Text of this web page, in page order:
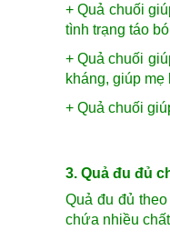
+ Quả chuối
tình trạng táo
+ Quả chuối
kháng, giúp
+ Quả chuối
3. Quả đu đủ
Quả đu đủ
chứa nhiều